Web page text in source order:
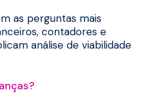
as perguntas mais
contadores e
análise de viabilidade